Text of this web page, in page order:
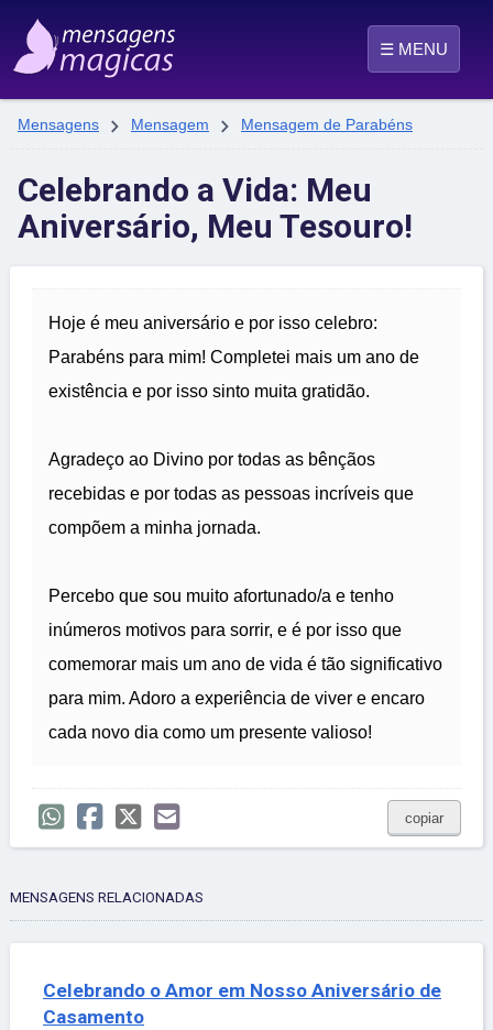
☰ MENU
Mensagens  Mensagem  Mensagem de Parabéns
Celebrando a Vida: Meu
Aniversário, Meu Tesouro!
Hoje é meu aniversário e por isso celebro:
Parabéns para mim! Completei mais um ano de
existência e por isso sinto muita gratidão.
Agradeço ao Divino por todas as bênçãos
recebidas e por todas as pessoas incríveis que
compõem a minha jornada.
Percebo que sou muito afortunado/a e tenho
inúmeros motivos para sorrir, e é por isso que
comemorar mais um ano de vida é tão significativo
para mim. Adoro a experiência de viver e encaro
cada novo dia como um presente valioso!
copiar
MENSAGENS RELACIONADAS
Celebrando o Amor em Nosso Aniversário de
Casamento